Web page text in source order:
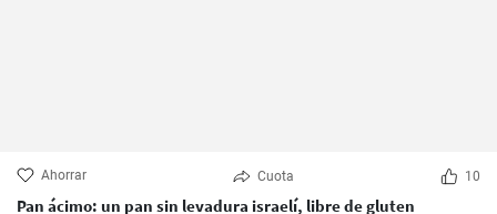
Ahorrar Cuota 10
Pan ácimo: un pan sin levadura israelí, libre de gluten